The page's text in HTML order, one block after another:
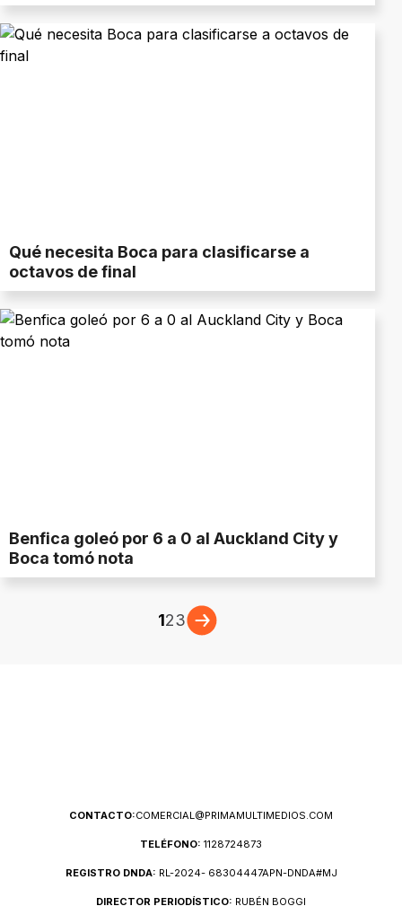
Qué necesita Boca para clasificarse a
octavos de final
Benfica goleó por 6 a 0 al Auckland City y
Boca tomó nota
123
CONTACTO:COMERCIAL@PRIMAMULTIMEDIOS.COM
TELÉFONO: 1128724873
REGISTRO DNDA: RL-2024- 68304447APN-DNDA#MJ
DIRECTOR PERIODÍSTICO: RUBÉN BOGGI